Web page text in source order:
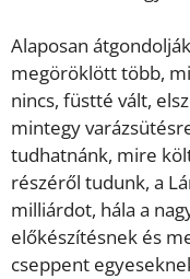
Alaposan
megöröklött több,
nincs, füstté vált,
mintegy
tudhatnánk, mire
részéről tudunk, a
milliárdot, hála a
előkészítésnek és
cseppent